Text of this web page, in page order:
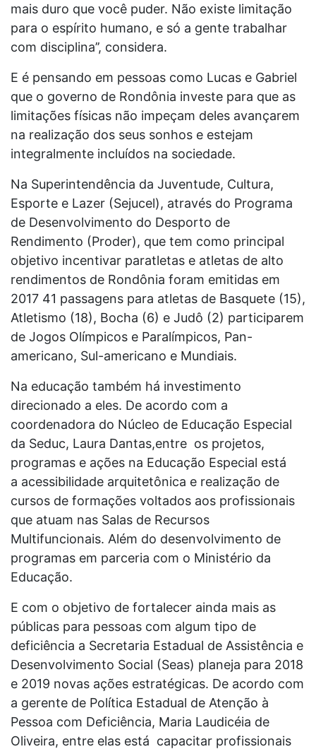
mais duro que você puder. Não existe limitação
para o espírito humano, e só a gente trabalhar
com disciplina’’, considera.
E é pensando em pessoas como Lucas e Gabriel
que o governo de Rondônia investe para que as
limitações físicas não impeçam deles avançarem
na realização dos seus sonhos e estejam
integralmente incluídos na sociedade.
Na Superintendência da Juventude, Cultura,
Esporte e Lazer (Sejucel), através do Programa
de Desenvolvimento do Desporto de
Rendimento (Proder), que tem como principal
objetivo incentivar paratletas e atletas de alto
rendimentos de Rondônia foram emitidas em
2017 41 passagens para atletas de Basquete (15),
Atletismo (18), Bocha (6) e Judô (2) participarem
de Jogos Olímpicos e Paralímpicos, Pan-
americano, Sul-americano e Mundiais.
Na educação também há investimento
direcionado a eles. De acordo com a
coordenadora do Núcleo de Educação Especial
da Seduc, Laura Dantas,entre os projetos,
programas e ações na Educação Especial está
a acessibilidade arquitetônica e realização de
cursos de formações voltados aos profissionais
que atuam nas Salas de Recursos
Multifuncionais. Além do desenvolvimento de
programas em parceria com o Ministério da
Educação.
E com o objetivo de fortalecer ainda mais as
públicas para pessoas com algum tipo de
deficiência a Secretaria Estadual de Assistência e
Desenvolvimento Social (Seas) planeja para 2018
e 2019 novas ações estratégicas. De acordo com
a gerente de Política Estadual de Atenção à
Pessoa com Deficiência, Maria Laudicéia de
Oliveira, entre elas está capacitar profissionais